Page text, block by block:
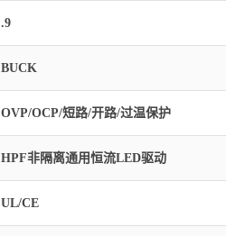
.9
BUCK
OVP/OCP/短路/开路/过温保护
HPF非隔离通用恒流LED驱动
UL/CE